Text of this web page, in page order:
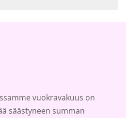
vuokravakuus on
säästyneen summan